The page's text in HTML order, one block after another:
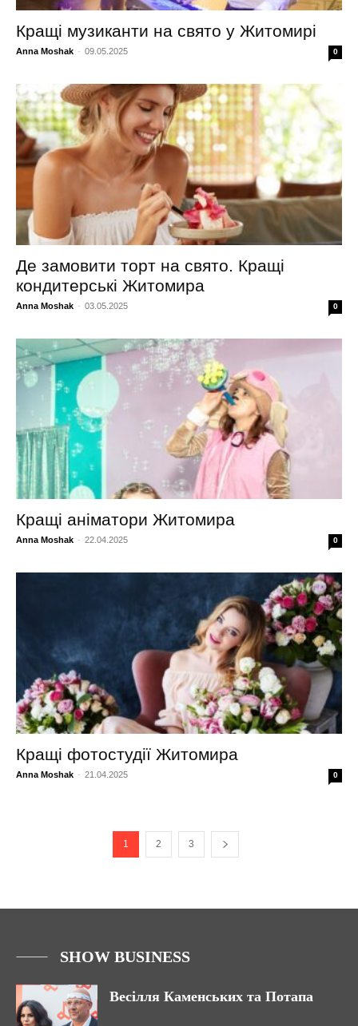
Кращі музиканти на свято у Житомирі
Anna Moshak - 09.05.2025 0
Де замовити торт на свято. Кращі
кондитерські Житомира
Anna Moshak - 03.05.2025 0
Кращі аніматори Житомира
Anna Moshak - 22.04.2025 0
Кращі фотостудії Житомира
Anna Moshak - 21.04.2025 0
1 2 3
SHOW BUSINESS
Весілля Каменських та Потапа